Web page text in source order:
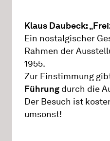
Klaus Daubeck:
Ein nostalgischer
Rahmen der
1955.
Zur Einstimmung
Führung durch die
Der Besuch ist
umsonst!